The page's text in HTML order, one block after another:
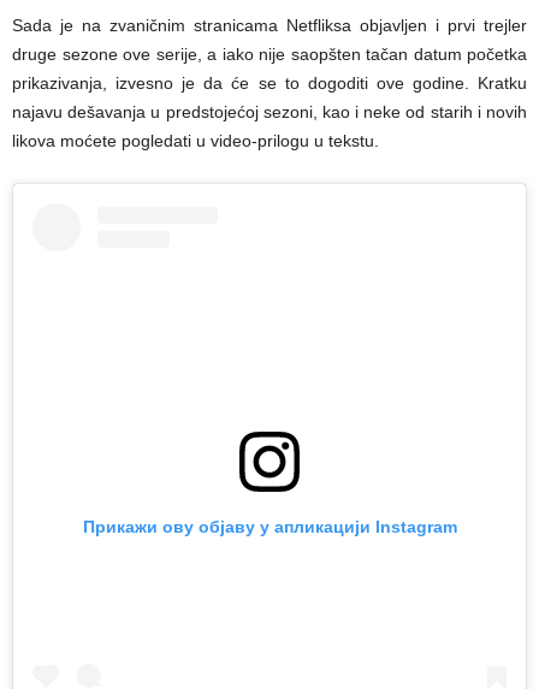
Sada je na zvaničnim stranicama Netfliksa objavljen i prvi trejler
druge sezone ove serije, a iako nije saopšten tačan datum početka
prikazivanja, izvesno je da će se to dogoditi ove godine. Kratku
najavu dešavanja u predstojećoj sezoni, kao i neke od starih i novih
likova moćete pogledati u video-prilogu u tekstu.
Прикажи ову објаву у апликацији Instagram